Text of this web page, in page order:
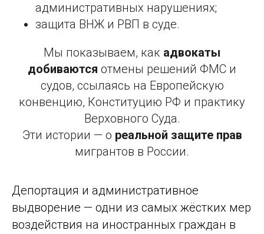
административных нарушениях;
защита ВНЖ и РВП в суде.
Мы показываем, как адвокаты
добиваются отмены решений ФМС и
судов, ссылаясь на Европейскую
конвенцию, Конституцию РФ и практику
Верховного Суда.
Эти истории — о реальной защите прав
мигрантов в России.
Депортация и административное
выдворение — одни из самых жёстких мер
воздействия на иностранных граждан в